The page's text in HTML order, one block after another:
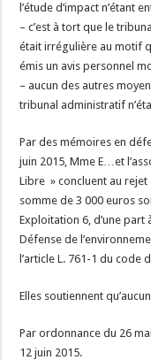
l’étude d’impact n’étant
– c’est à tort que le
était irrégulière au motif
émis un avis personnel
– aucun des autres
tribunal administratif
Par des mémoires en
juin 2015, Mme E…et
Libre » concluent au rejet
somme de 3 000 euros
Exploitation 6, d’une part
Défense de
l’article L. 761-1 du code
Elles soutiennent
Par ordonnance du 26
12 juin 2015.